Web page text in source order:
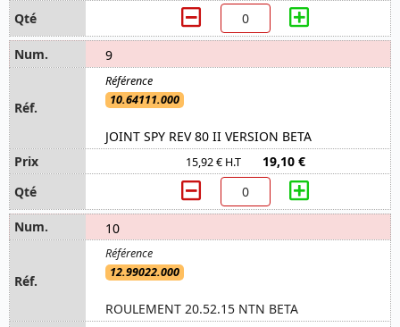
9
10.64111.000
JOINT SPY REV 80 II VERSION BETA
15,92 € H.T 19,10 €
10
12.99022.000
ROULEMENT 20.52.15 NTN BETA